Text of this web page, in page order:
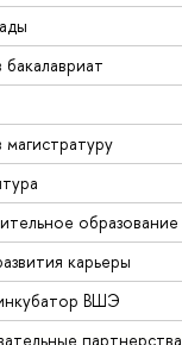
образование
карьеры
ВШЭ
партнерства